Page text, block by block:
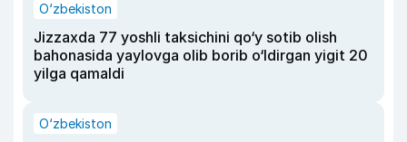
O‘zbekiston
Jizzaxda 77 yoshli taksichini qo‘y sotib olish
bahonasida yaylovga olib borib o‘ldirgan yigit 20
yilga qamaldi
O‘zbekiston